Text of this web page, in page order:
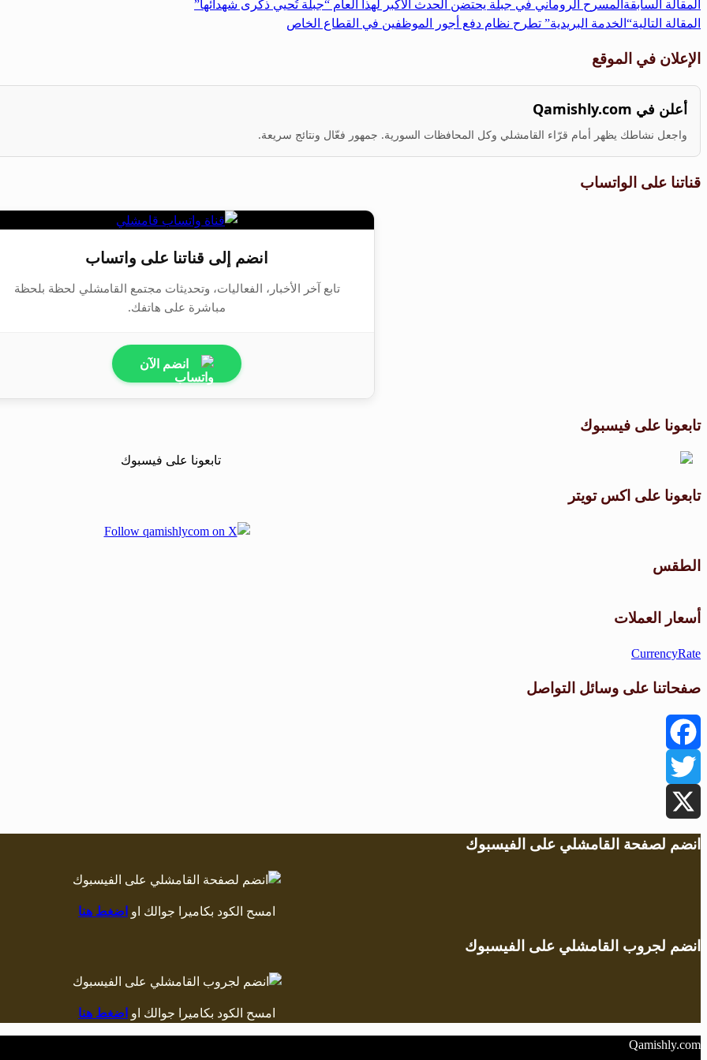
المقالة السابقة المسرح الروماني في جبلة يحتضن الحدث الأكبر لهذا العام “جبلة تُحيي ذكرى شهدائها”
المقالة التالية“الخدمة البريدية” تطرح نظام دفع أجور الموظفين في القطاع الخاص
الإعلان في الموقع
أعلن في Qamishly.com
واجعل نشاطك يظهر أمام قرّاء القامشلي وكل المحافظات السورية. جمهور فعّال ونتائج سريعة.
قناتنا على الواتساب
انضم إلى قناتنا على واتساب
تابع آخر الأخبار، الفعاليات، وتحديثات مجتمع القامشلي لحظة بلحظة
مباشرة على هاتفك.
انضم الآن
تابعونا على فيسبوك
تابعونا على اكس تويتر
الطقس
أسعار العملات
CurrencyRate
صفحاتنا على وسائل التواصل
Facebook
Twitter
X
انضم لصفحة القامشلي على الفيسبوك
امسح الكود بكاميرا جوالك او اضغط هنا
انضم لجروب القامشلي على الفيسبوك
امسح الكود بكاميرا جوالك او اضغط هنا
Qamishly.com